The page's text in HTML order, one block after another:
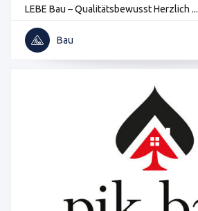
LEBE Bau – Qualitätsbewusst Herzlich ...
Bau